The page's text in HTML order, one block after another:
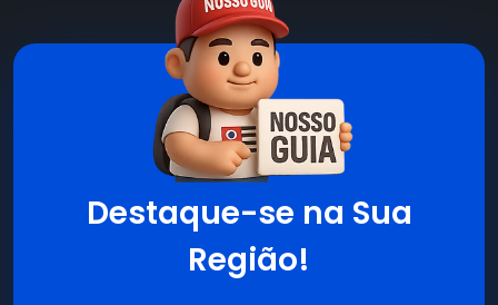
Destaque-se na Sua
Região!